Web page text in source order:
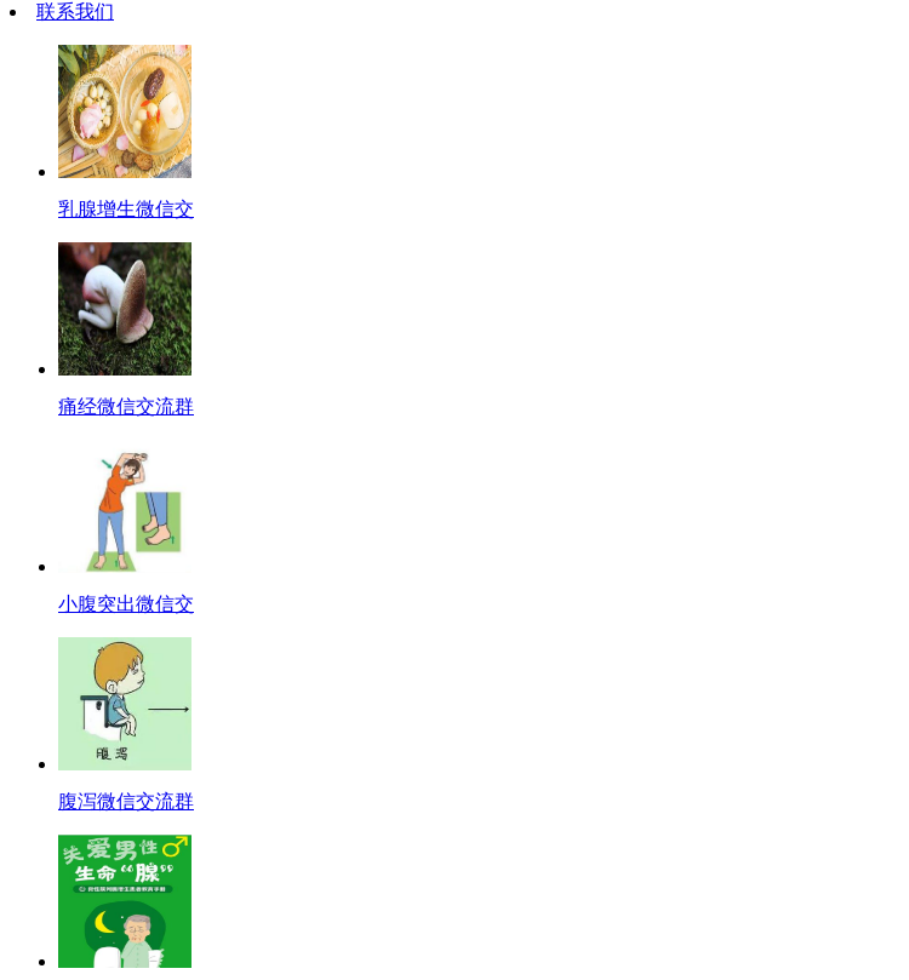
联系我们
乳腺增生微信交
痛经微信交流群
小腹突出微信交
腹泻微信交流群